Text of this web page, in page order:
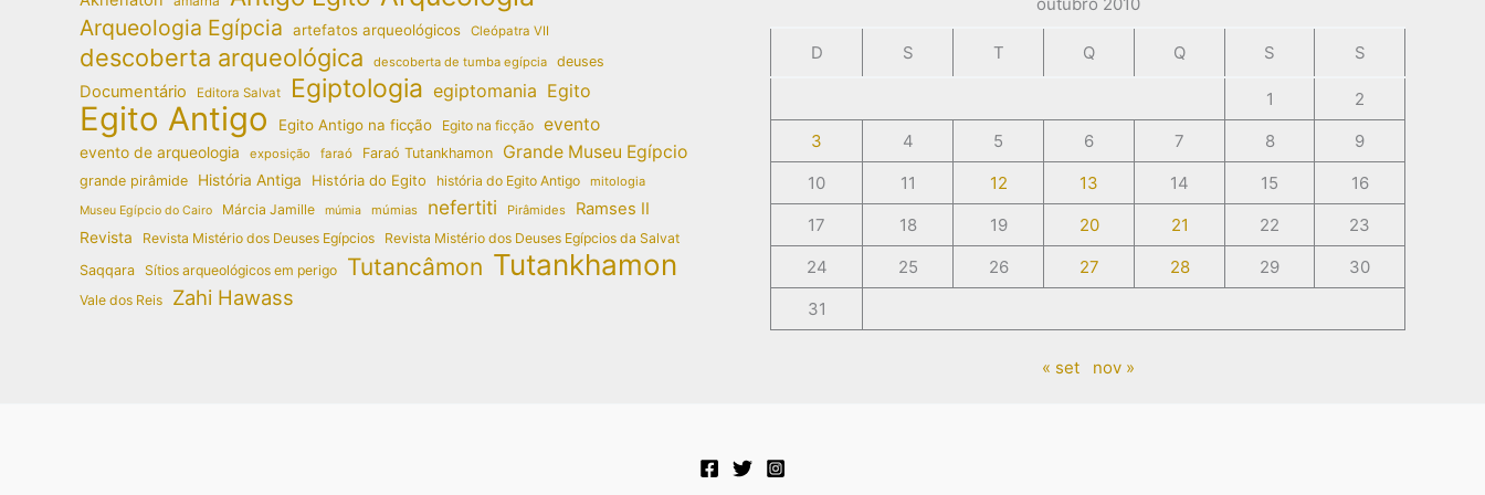
Arqueologia Egípcia artefatos arqueológicos Cleópatra VII
descoberta arqueológica descoberta de tumba egípcia deuses
Documentário Editora Salvat Egiptologia egiptomania Egito
Egito Antigo Egito Antigo na ficção Egito na ficção evento
evento de arqueologia exposição faraó Faraó Tutankhamon Grande Museu Egípcio
grande pirâmide História Antiga História do Egito história do Egito Antigo mitologia
Museu Egípcio do Cairo Márcia Jamille múmia múmias nefertiti Pirâmides Ramses II
Revista Revista Mistério dos Deuses Egípcios
Revista Mistério dos Deuses Egípcios da Salvat
Saqqara Sítios arqueológicos em perigo Tutancâmon Tutankhamon
Vale dos Reis Zahi Hawass
D S T Q Q S S
1
2
3
4 5 6 7 8
9
10
11 12 13 14 15
16
17
18 19 20 21 22
23
24
25 26 27 28 29
30
31
« set nov »